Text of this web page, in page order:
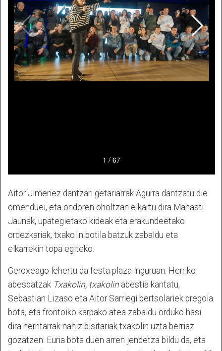
Aitor Jimenez dantzari getariarrak Agurra dantzatu die
omenduei, eta ondoren oholtzan elkartu dira Mahasti
Jaunak, upategietako kideak eta erakundeetako
ordezkariak, txakolin botila batzuk zabaldu eta
elkarrekin topa egiteko.
Geroxeago lehertu da festa plaza inguruan. Herriko
abesbatzak Txakolin, txakolin abestia kantatu,
Sebastian Lizaso eta Aitor Sarriegi bertsolariek pregoia
bota, eta frontoiko karpako atea zabaldu orduko hasi
dira herritarrak nahiz bisitariak txakolin uzta berriaz
gozatzen. Euria bota duen arren jendetza bildu da, eta